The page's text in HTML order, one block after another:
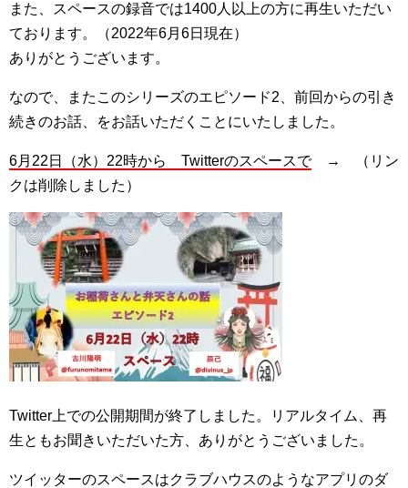
また、スペースの録音では1400人以上の方に再生いただい
ております。（2022年6月6日現在）
ありがとうございます。
なので、またこのシリーズのエピソード2、前回からの引き
続きのお話、をお話いただくことにいたしました。
6月22日（水）22時から Twitterのスペースで→ （リン
クは削除しました）
Twitter上での公開期間が終了しました。リアルタイム、再
生ともお聞きいただいた方、ありがとうございました。
ツイッターのスペースはクラブハウスのようなアプリのダ